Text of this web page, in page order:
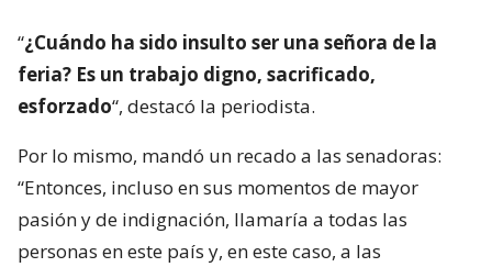
“¿Cuándo ha sido insulto ser una señora de la
feria? Es un trabajo digno, sacrificado,
esforzado“, destacó la periodista.
Por lo mismo, mandó un recado a las senadoras:
“Entonces, incluso en sus momentos de mayor
pasión y de indignación, llamaría a todas las
personas en este país y, en este caso, a las